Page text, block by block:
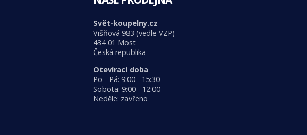
Svět-koupelny.cz
Višňová 983 (vedle VZP)
434 01 Most
Česká republika
Otevírací doba
Po - Pá: 9:00 - 15:30
Sobota: 9:00 - 12:00
Neděle: zavřeno